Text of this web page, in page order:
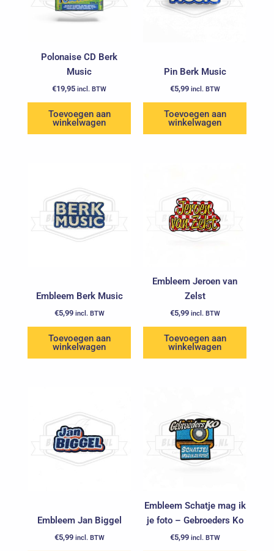
Polonaise CD Berk
Music
€19,95 incl. BTW
Toevoegen aan
winkelwagen
Pin Berk Music
€5,99 incl. BTW
Toevoegen aan
winkelwagen
Embleem Berk Music
€5,99 incl. BTW
Toevoegen aan
winkelwagen
Embleem Jeroen van
Zelst
€5,99 incl. BTW
Toevoegen aan
winkelwagen
Embleem Jan Biggel
€5,99 incl. BTW
Embleem Schatje mag ik
je foto – Gebroeders Ko
€5,99 incl. BTW